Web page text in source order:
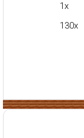
1x
130x